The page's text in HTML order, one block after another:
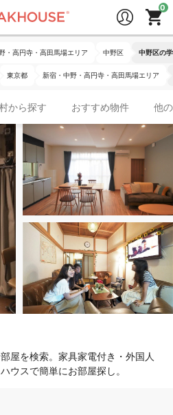
・高円寺・高田馬場エリア 中野区 中野区の
東京都 新宿・中野・高円寺・高田馬場エリア
から探す おすすめ物件 他
屋を検索。家具家電付き・外国人
ウスで簡単にお部屋探し。